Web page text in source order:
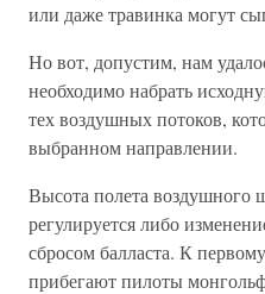
или даже травинка могут
Но вот, допустим, нам
необходимо набрать
тех воздушных потоков,
выбранном направлении.
Высота полета воздушного
регулируется либо
сбросом балласта. К
прибегают пилоты